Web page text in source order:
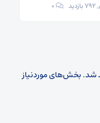
۰
شد.بخش‌های موردنیاز